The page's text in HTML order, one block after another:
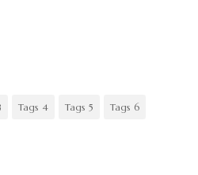
Tags 4 Tags 5 Tags 6